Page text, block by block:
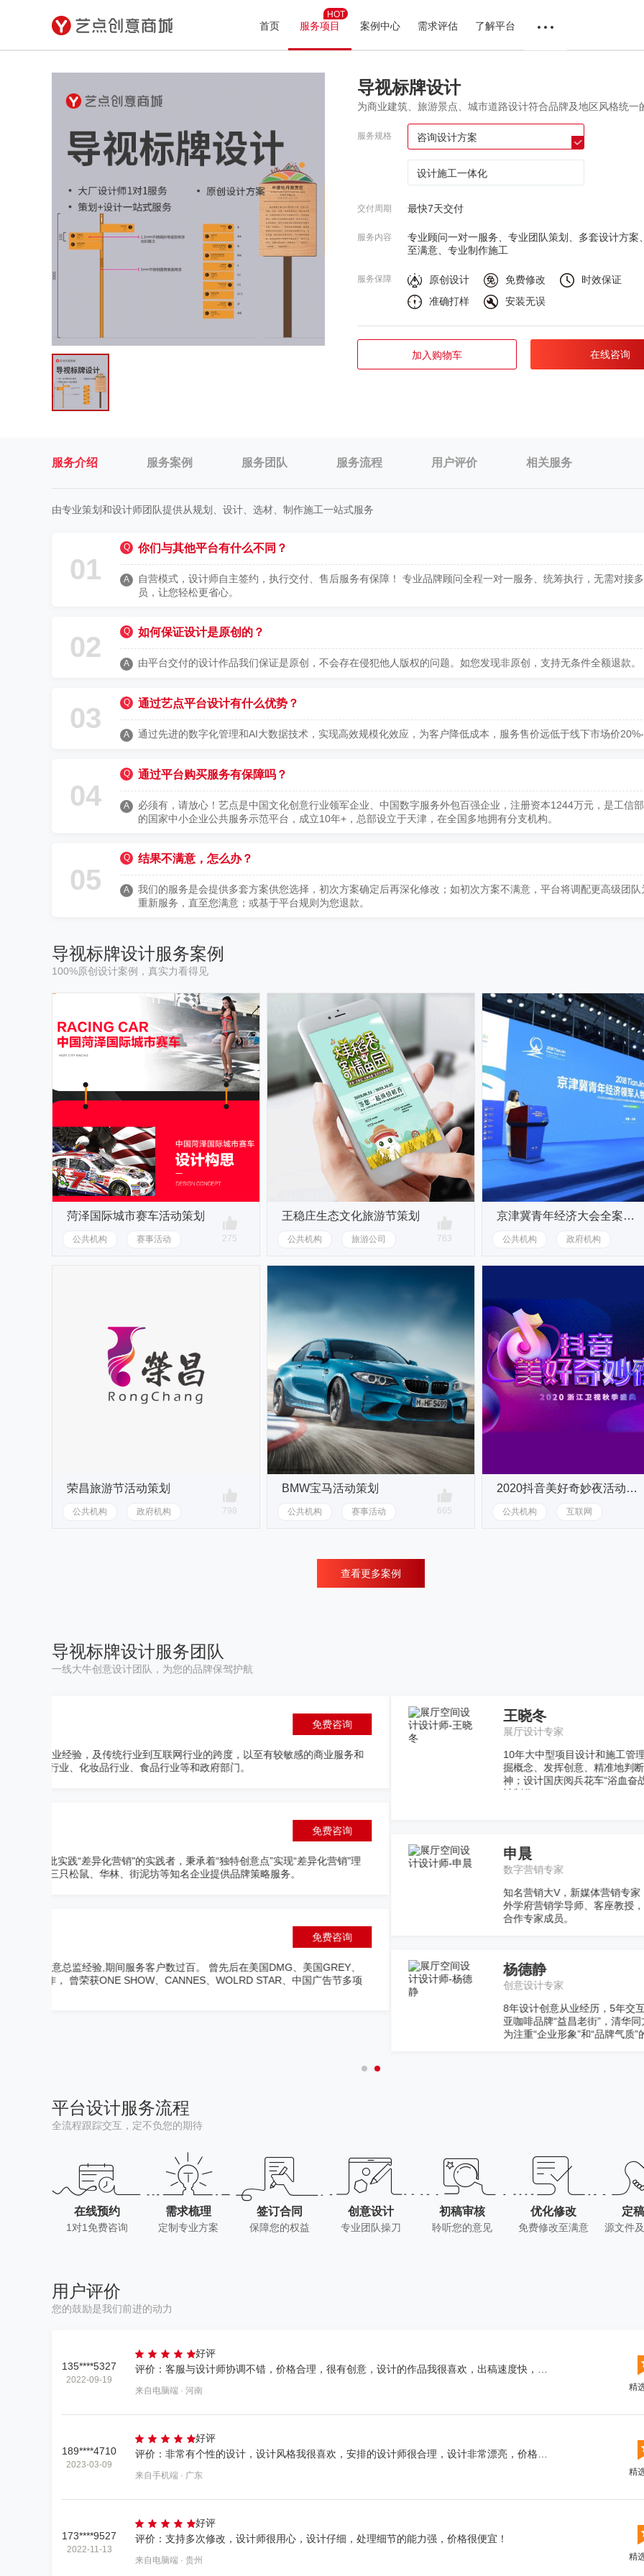
首页 服务项目
HOT
案例中心 需求评估 了解平台
导视标牌设计
为商业建筑、旅游景点、城市道路设计符合品牌及地区风格统一
服务规格 咨询设计方案
设计施工一体化
交付周期 最快7天交付
服务内容
专业顾问一对一服务、专业团队策划、多套设计方案
至满意、专业制作施工
服务保障 原创设计 免费修改
时效保证
准确打样
安装无误
加入购物车 在线咨询
服务介绍 服务案例 服务团队 服务流程 用户评价 相关服务
由专业策划和设计师团队提供从规划、设计、选材、制作施工一站式服务
01
Q 你们与其他平台有什么不同？
A
自营模式，设计师自主签约，执行交付、售后服务有保障！ 专业品牌顾问全程一对一服务、统筹执行，无需对接
员，让您轻松更省心。
02 Q 如何保证设计是原创的？
A 由平台交付的设计作品我们保证是原创，不会存在侵犯他人版权的问题。如您发现非原创，支持无条件全额退款。
03 Q 通过艺点平台设计有什么优势？
A 通过先进的数字化管理和AI大数据技术，实现高效规模化效应，为客户降低成本，服务售价远低于线下市场价
04
Q 通过平台购买服务有保障吗？
A
必须有，请放心！艺点是中国文化创意行业领军企业、中国数字服务外包百强企业，注册资本1244万元，是工信
的国家中小企业公共服务示范平台，成立10年+，总部设立于天津，在全国多地拥有分支机构。
05
Q 结果不满意，怎么办？
A
我们的服务是会提供多套方案供您选择，初次方案确定后再深化修改；如初次方案不满意，平台将调配更高级团队
重新服务，直至您满意；或基于平台规则为您退款。
导视标牌设计服务案例
100%原创设计案例，真实力看得见
菏泽国际城市赛车活动策划
公共机构 赛事活动 275
王稳庄生态文化旅游节策划
公共机构 旅游公司 763
京津冀青年经济大会全案策划
公共机构 政府机构
荣昌旅游节活动策划
公共机构 政府机构 798
BMW宝马活动策划
公共机构 赛事活动 665
2020抖音美好奇妙夜活动策划
公共机构 互联网
查看更多案例
导视标牌设计服务团队
一线大牛创意设计团队，为您的品牌保驾护航
10年大中型项目设计和施工管理经验，5年设计总监经验，服务百余客户，覆盖行业广泛。 擅长遵循市场定
掘概念、发挥创意、精准地判断设计方案，把控执行的能力；具有良好的执行力和协调能力， 负有责任感和
神；设计国庆阅兵花车“浴血奋战“、“奋斗创业”，负责山东博物馆、即墨古城、重庆瓷器口、包头奥体中心导
申晨
数字营销专家
知名营销大V，新媒体营销专家，中国数字营销领域知名领军人物，长江商学院、中国人民大学、混沌大学
外学府营销学导师、客座教授，畅销书作者。新浪微博创始团队成员，2014年创立熊猫传媒担任CEO，艺点
杨德静
创意设计专家
8年设计创意从业经历，5年交互设计经验，服务过多家国内外知名企业。专注于创意设计多年， 曾服务于马
亚咖啡品牌“益昌老街”，清华同方旗下产品“同方电视”，苏州文创产品老阊门以及知名箱包行业爱华仕等。
为注重“企业形象”和“品牌气质”的高要求客户提供整体形象创建与改造升级设计服务。
平台设计服务流程
全流程跟踪交互，定不负您的期待
在线预约
1对1免费咨询
需求梳理
定制专业方案
签订合同
保障您的权益
创意设计
专业团队操刀
初稿审核
聆听您的意见
优化修改
免费修改至满意
定
源文件
用户评价
您的鼓励是我们前进的动力
135****5327
2022-09-19
好评
来自电脑端 · 河南 精
189****4710
2023-03-09
好评
来自手机端 · 广东 精
173****9527
2022-11-13
好评
评价：支持多次修改，设计师很用心，设计仔细，处理细节的能力强，价格很便宜！
来自电脑端 · 贵州 精